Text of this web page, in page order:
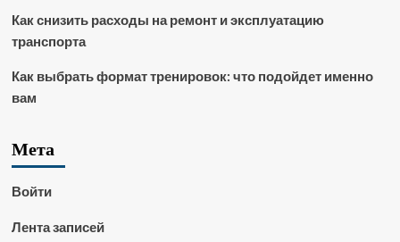
Как снизить расходы на ремонт и эксплуатацию
транспорта
Как выбрать формат тренировок: что подойдет именно
вам
Мета
Войти
Лента записей